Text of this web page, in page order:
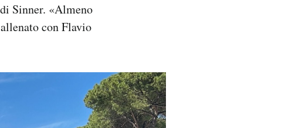
Sinner. «Almeno
con Flavio